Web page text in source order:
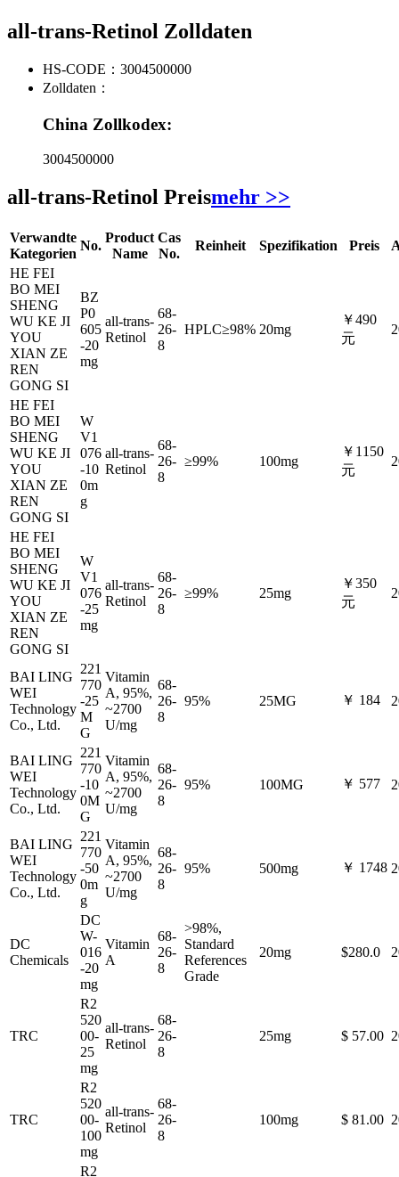
all-trans-Retinol Zolldaten
HS-CODE： 3004500000
Zolldaten：
China Zollkodex:
3004500000
all-trans-Retinol Preismehr >>
Verwandte
Kategorien
No.
Product
Name
Cas
No.
Reinheit Spezifikation Preis
HE FEI
BO MEI
SHENG
WU KE JI
YOU
XIAN ZE
REN
GONG SI
BZ
P0
605
-20
mg
all-trans-
Retinol
68-
26-
8
HPLC≥98% 20mg
￥490
元
HE FEI
BO MEI
SHENG
WU KE JI
YOU
XIAN ZE
REN
GONG SI
W
V1
076
-10
0m
g
all-trans-
Retinol
68-
26-
8
≥99% 100mg
￥1150
元
HE FEI
BO MEI
SHENG
WU KE JI
YOU
XIAN ZE
REN
GONG SI
W
V1
076
-25
mg
all-trans-
Retinol
68-
26-
8
≥99% 25mg
￥350
元
BAI LING
WEI
Technology
Co., Ltd.
221
770
-25
M
G
Vitamin
A, 95%,
~2700
U/mg
68-
26-
8
95% 25MG ￥ 184
BAI LING
WEI
Technology
Co., Ltd.
221
770
-10
0M
G
Vitamin
A, 95%,
~2700
U/mg
68-
26-
8
95% 100MG ￥ 577
BAI LING
WEI
Technology
Co., Ltd.
221
770
-50
0m
g
Vitamin
A, 95%,
~2700
U/mg
68-
26-
8
95% 500mg ￥ 1748
DC
Chemicals
DC
W-
016
-20
mg
Vitamin
A
68-
26-
8
>98%,
Standard
References
Grade
20mg $280.0
TRC
R2
520
00-
25
mg
all-trans-
Retinol
68-
26-
8
25mg $ 57.00
TRC
R2
520
00-
100
mg
all-trans-
Retinol
68-
26-
8
100mg $ 81.00
R2